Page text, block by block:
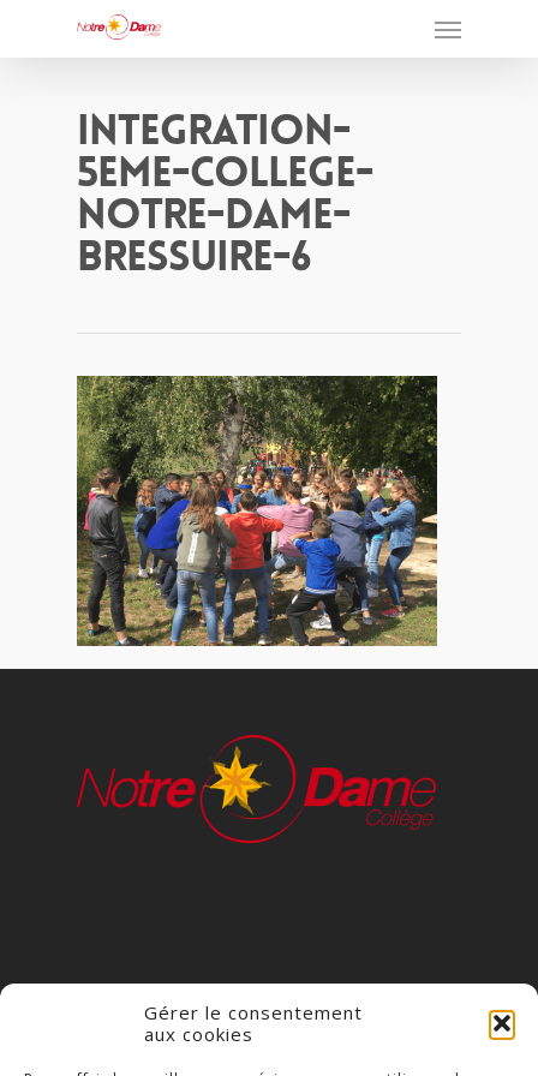
Gérer le consentement
aux cookies
Integration-
5eme-College-
Notre-Dame-
Bressuire-6
COLLÈGE NOTRE DAME